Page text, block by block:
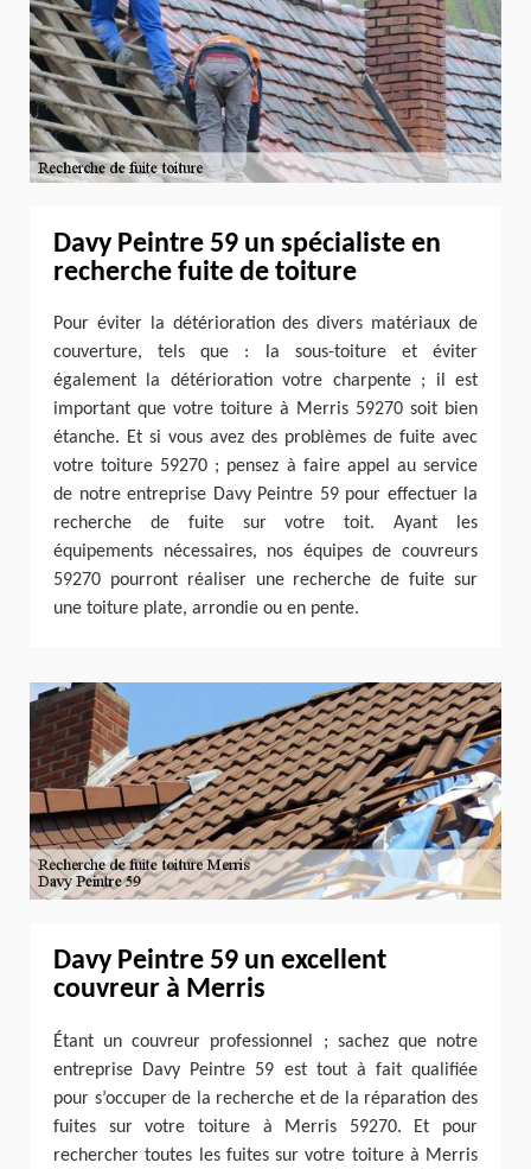
Davy Peintre 59 un spécialiste en
recherche fuite de toiture
Pour éviter la détérioration des divers matériaux de
couverture, tels que : la sous-toiture et éviter
également la détérioration votre charpente ; il est
important que votre toiture à Merris 59270 soit bien
étanche. Et si vous avez des problèmes de fuite avec
votre toiture 59270 ; pensez à faire appel au service
de notre entreprise Davy Peintre 59 pour effectuer la
recherche de fuite sur votre toit. Ayant les
équipements nécessaires, nos équipes de couvreurs
59270 pourront réaliser une recherche de fuite sur
une toiture plate, arrondie ou en pente.
Davy Peintre 59 un excellent
couvreur à Merris
Étant un couvreur professionnel ; sachez que notre
entreprise Davy Peintre 59 est tout à fait qualifiée
pour s’occuper de la recherche et de la réparation des
fuites sur votre toiture à Merris 59270. Et pour
rechercher toutes les fuites sur votre toiture à Merris